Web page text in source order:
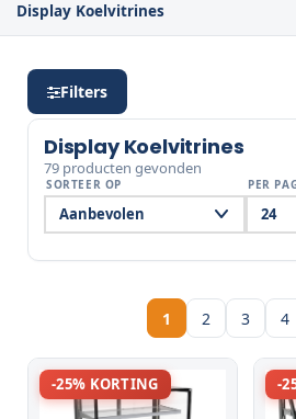
Display Koelvitrines
Filters
Display Koelvitrines
79 producten gevonden
SORTEER OP PER
1 2 3 4
-25% KORTING -